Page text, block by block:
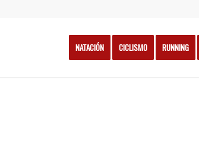
NATACIÓN CICLISMO RUNNING